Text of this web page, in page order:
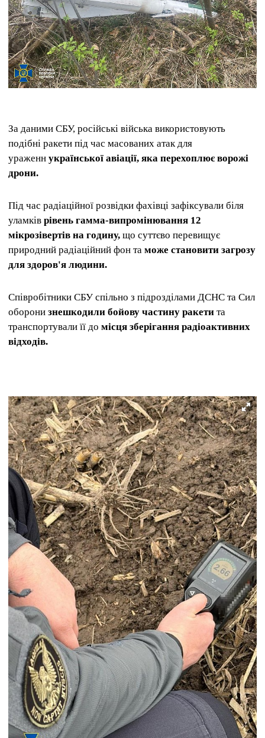
За даними СБУ, російські війська використовують
подібні ракети під час масованих атак для
ураженн української авіації, яка перехоплює ворожі
дрони.
Під час радіаційної розвідки фахівці зафіксували біля
уламків рівень гамма-випромінювання 12
мікрозівертів на годину, що суттєво перевищує
природний радіаційний фон та може становити загрозу
для здоров'я людини.
Співробітники СБУ спільно з підрозділами ДСНС та Сил
оборони знешкодили бойову частину ракети та
транспортували її до місця зберігання радіоактивних
відходів.